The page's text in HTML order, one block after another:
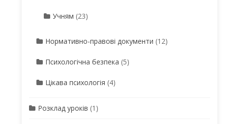
Учням (23)
Нормативно-правові документи (12)
Психологічна безпека (5)
Цікава психологія (4)
Розклад уроків (1)